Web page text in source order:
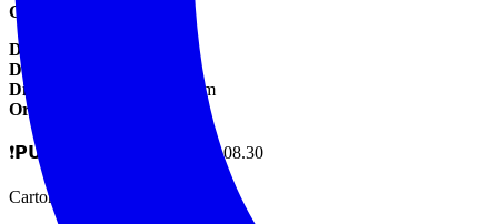
CARATTERISTICHE:
Difficoltà:
Dislivello in salita:
1400 m
Dislivello in discesa:
1400 m
Ore:
❗𝗣𝗨𝗡𝗧𝗢 𝗥𝗜𝗧𝗥𝗢𝗩𝗢 𝗼𝗿𝗲 08.30
Cartore (Ri)